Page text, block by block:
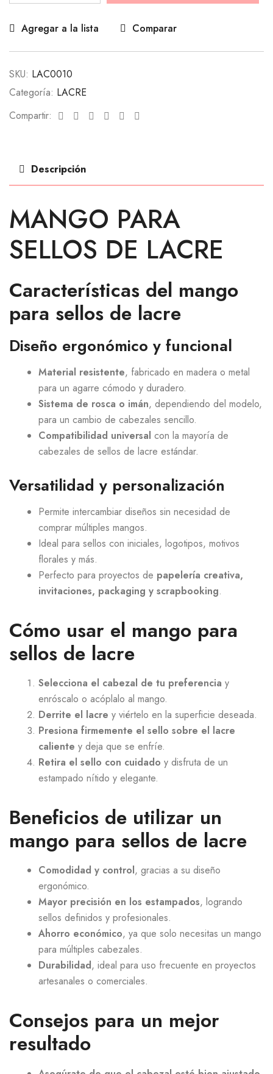
Agregar a la lista Comparar
SKU: LAC0010
Categoría: LACRE
Compartir:
Facebook
TwitterLinkedinGoogle+Pinterest
Descripción
MANGO PARA
SELLOS DE LACRE
Características del mango
para sellos de lacre
Diseño ergonómico y funcional
Material resistente, fabricado en madera o metal
para un agarre cómodo y duradero.
Sistema de rosca o imán, dependiendo del modelo,
para un cambio de cabezales sencillo.
Compatibilidad universal con la mayoría de
cabezales de sellos de lacre estándar.
Versatilidad y personalización
Permite intercambiar diseños sin necesidad de
comprar múltiples mangos.
Ideal para sellos con iniciales, logotipos, motivos
florales y más.
Perfecto para proyectos de papelería creativa,
invitaciones, packaging y scrapbooking.
Cómo usar el mango para
sellos de lacre
Selecciona el cabezal de tu preferencia y
enróscalo o acóplalo al mango.
Derrite el lacre y viértelo en la superficie deseada.
Presiona firmemente el sello sobre el lacre
caliente y deja que se enfríe.
Retira el sello con cuidado y disfruta de un
estampado nítido y elegante.
Beneficios de utilizar un
mango para sellos de lacre
Comodidad y control, gracias a su diseño
ergonómico.
Mayor precisión en los estampados, logrando
sellos definidos y profesionales.
Ahorro económico, ya que solo necesitas un mango
para múltiples cabezales.
Durabilidad, ideal para uso frecuente en proyectos
artesanales o comerciales.
Consejos para un mejor
resultado